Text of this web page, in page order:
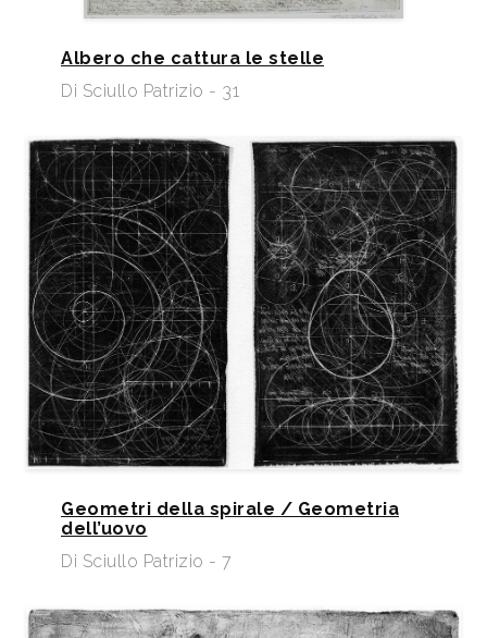
Albero che cattura le stelle
Di Sciullo Patrizio - 31
Geometri della spirale / Geometria
dell’uovo
Di Sciullo Patrizio - 7